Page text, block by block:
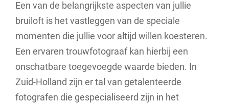
Een van de belangrijkste aspecten van jullie
bruiloft is het vastleggen van de speciale
momenten die jullie voor altijd willen koesteren.
Een ervaren trouwfotograaf kan hierbij een
onschatbare toegevoegde waarde bieden. In
Zuid-Holland zijn er tal van getalenteerde
fotografen die gespecialiseerd zijn in het